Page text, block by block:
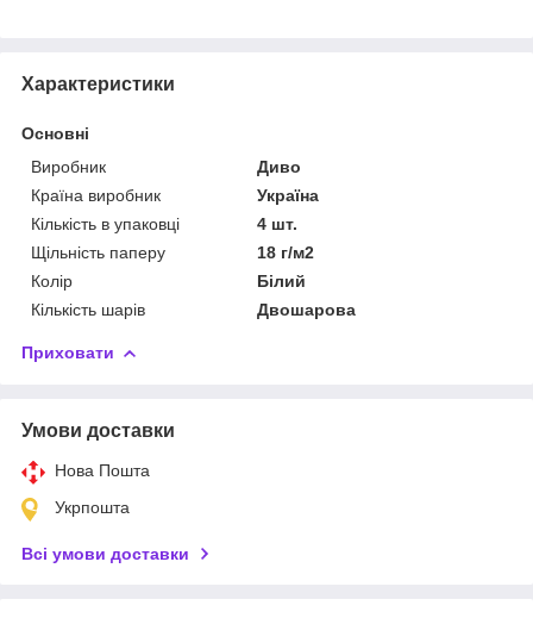
Характеристики
Основні
Виробник
Диво
Країна виробник
Україна
Кількість в упаковці
4 шт.
Щільність паперу
18 г/м2
Колір
Білий
Кількість шарів
Двошарова
Приховати
Умови доставки
Нова Пошта
Укрпошта
Всі умови доставки